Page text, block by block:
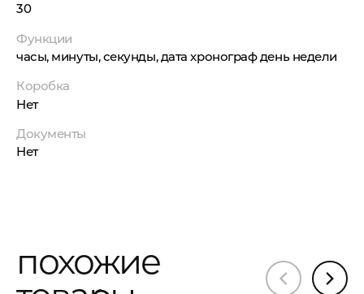
30
Функции
часы, минуты, секунды, дата хронограф день недели
Коробка
Нет
Документы
Нет
похожие